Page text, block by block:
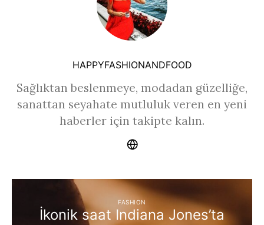
HAPPYFASHIONANDFOOD
Sağlıktan beslenmeye, modadan güzelliğe,
sanattan seyahate mutluluk veren en yeni
haberler için takipte kalın.
FASHION
İkonik saat Indiana Jones’ta